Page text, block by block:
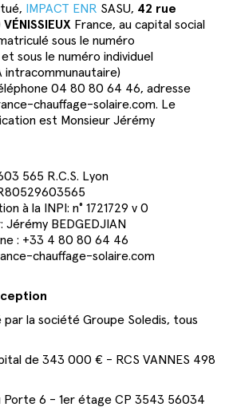
IMPACT ENR SASU, 42 rue
France, au capital social
sous le numéro
sous le numéro individuel
intracommunautaire)
04 80 80 64 46, adresse
chauffage-solaire.com. Le
est Monsieur Jérémy
565 R.C.S. Lyon
à la INPI: n° 1721729 v 0
BEDGEDJIAN
: +33 4 80 80 64 46
chauffage-solaire.com
par la société Groupe Soledis, tous
de 343 000 € - RCS VANNES 498
Porte 6 - 1er étage CP 3543 56034